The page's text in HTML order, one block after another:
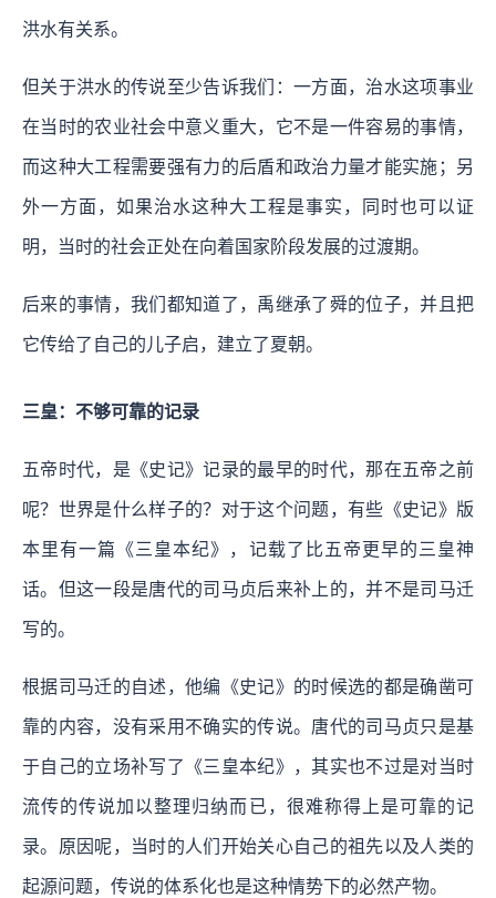
洪水有关系。
但关于洪水的传说至少告诉我们：一方面，治水这项事业
在当时的农业社会中意义重大，它不是一件容易的事情，
而这种大工程需要强有力的后盾和政治力量才能实施；另
外一方面，如果治水这种大工程是事实，同时也可以证
明，当时的社会正处在向着国家阶段发展的过渡期。
后来的事情，我们都知道了，禹继承了舜的位子，并且把
它传给了自己的儿子启，建立了夏朝。
三皇：不够可靠的记录
五帝时代，是《史记》记录的最早的时代，那在五帝之前
呢？世界是什么样子的？对于这个问题，有些《史记》版
本里有一篇《三皇本纪》，记载了比五帝更早的三皇神
话。但这一段是唐代的司马贞后来补上的，并不是司马迁
写的。
根据司马迁的自述，他编《史记》的时候选的都是确凿可
靠的内容，没有采用不确实的传说。唐代的司马贞只是基
于自己的立场补写了《三皇本纪》，其实也不过是对当时
流传的传说加以整理归纳而已，很难称得上是可靠的记
录。原因呢，当时的人们开始关心自己的祖先以及人类的
起源问题，传说的体系化也是这种情势下的必然产物。